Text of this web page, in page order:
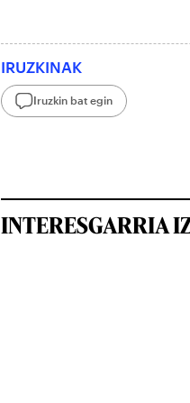
IRUZKINAK
Iruzkin bat egin
INTERESGARRIA